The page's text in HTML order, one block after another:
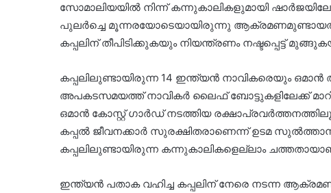
സോമാലിയയിൽ നിന്ന് കന്നുകാലികളുമായി
പുലർച്ചെ മൂന്നരയോടെയായിരുന്നു
കപ്പലിന് തീപിടിക്കുകയും നിയന്ത്രണം നഷ്ടപ്പെട്ട്
കപ്പലിലുണ്ടായിരുന്ന 14 ഇന്ത്യൻ നാവികരെയും
അപകടസമയത്ത് നാവികർ ലൈഫ് ബോട്ടുകളിലേക്ക്
ഒമാൻ കോസ്റ്റ് ഗാർഡ് നടത്തിയ
കപ്പൽ ജീവനക്കാർ സുരക്ഷിതരാണെന്ന് ഉടമ സുൽത്താൻ
കപ്പലിലുണ്ടായിരുന്ന കന്നുകാലികളെല്ലാം ചത്തതായാണ്
ഇന്ത്യൻ പതാക വഹിച്ച കപ്പലിന് നേരെ നടന്ന